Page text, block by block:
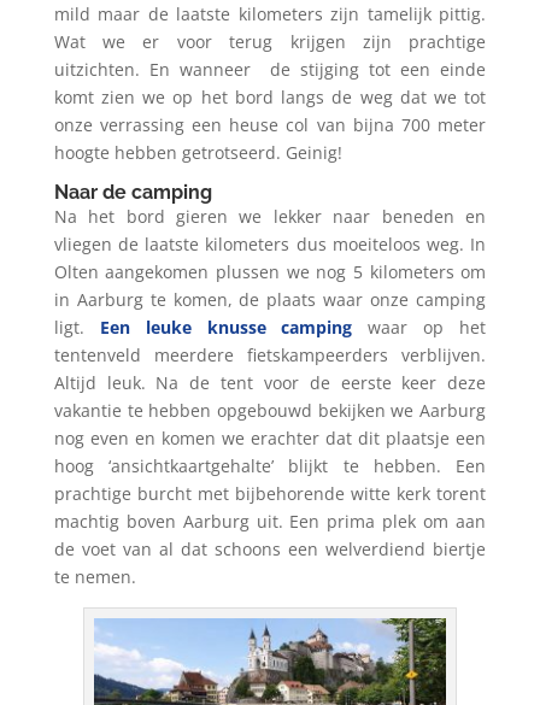
mild maar de laatste kilometers zijn tamelijk pittig.
Wat we er voor terug krijgen zijn prachtige
uitzichten. En wanneer
de stijging tot een einde
komt zien we op het bord langs de weg dat we tot
onze verrassing een heuse col van bijna 700 meter
hoogte hebben getrotseerd. Geinig!
Naar de camping
Na het bord gieren we lekker naar beneden en
vliegen de laatste kilometers dus moeiteloos weg. In
Olten aangekomen plussen we nog 5 kilometers om
in Aarburg te komen, de plaats waar onze camping
ligt. Een leuke knusse camping waar op het
tentenveld meerdere fietskampeerders verblijven.
Altijd leuk. Na de tent voor de eerste keer deze
vakantie te hebben opgebouwd bekijken we Aarburg
nog even en komen we erachter dat dit plaatsje een
hoog ‘ansichtkaartgehalte’ blijkt te hebben. Een
prachtige burcht met bijbehorende witte kerk torent
machtig boven Aarburg uit. Een prima plek om aan
de voet van al dat schoons een welverdiend biertje
te nemen.